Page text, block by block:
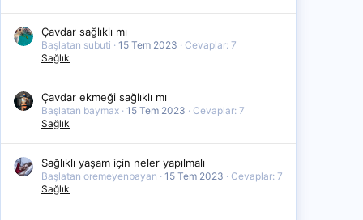
Çavdar sağlıklı mı
Başlatan subuti 15 Tem 2023
Cevaplar: 7
Sağlık
Çavdar ekmeği sağlıklı mı
Başlatan baymax 15 Tem 2023
Cevaplar: 7
Sağlık
Sağlıklı yaşam için neler yapılmalı
Başlatan oremeyenbayan 15 Tem 2023
Cevaplar: 7
Sağlık